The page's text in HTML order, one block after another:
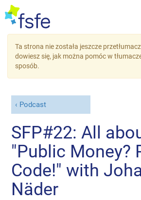
Ta strona nie została jeszcze
dowiesz się, jak można pomóc w
sposób.
Podcast
SFP#22: All
"Public Money?
Code!" with
Näder